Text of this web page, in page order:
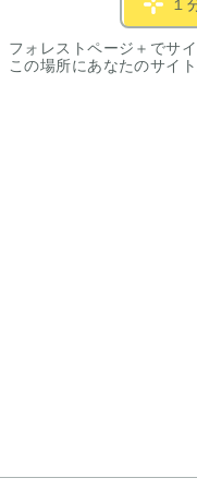
１
フォレストページ＋でサ
この場所にあなたのサイ